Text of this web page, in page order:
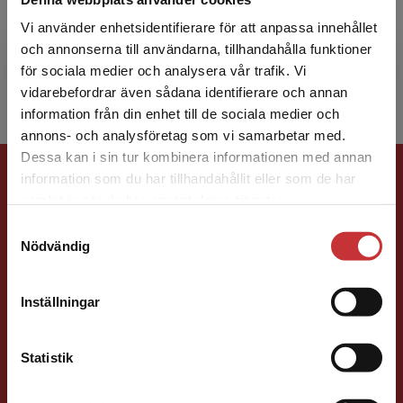
Vi använder enhetsidentifierare för att anpassa innehållet
och annonserna till användarna, tillhandahålla funktioner
för sociala medier och analysera vår trafik. Vi
vidarebefordrar även sådana identifierare och annan
information från din enhet till de sociala medier och
annons- och analysföretag som vi samarbetar med.
Dessa kan i sin tur kombinera informationen med annan
information som du har tillhandahållit eller som de har
Nödvändig
Inställningar
Statistik
Begränsad fraktregion
Det verkar som att du besöker
studentlitteratur.se via en enhet utanför Sverige.
Vi erbjuder inte leveranser utanför Sverige. För
att kunna slutföra ett köp måste
företagsrätt vid Uppsala universitet. Han
disputerade på en avhandling som handlar om
sambandet me...
Förlagskontakt